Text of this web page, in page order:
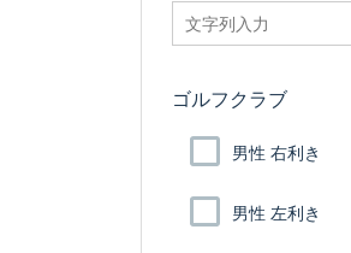
searchfilter_pro
ゴルフクラブ
男性 右利き
男性 左利き